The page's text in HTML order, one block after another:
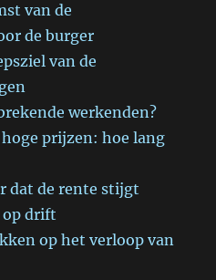
van de
de burger
van de
werkenden?
prijzen: hoe lang
dat de rente stijgt
op drift
op het verloop van